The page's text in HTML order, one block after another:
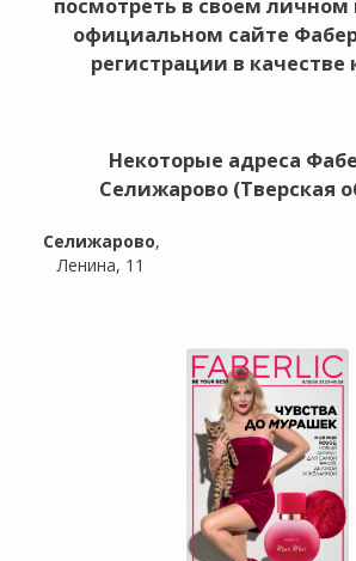
посмотреть в своем личном
официальном сайте
регистрации в качестве
Некоторые адреса
Селижарово (Тверская
Селижарово,
Ленина, 11